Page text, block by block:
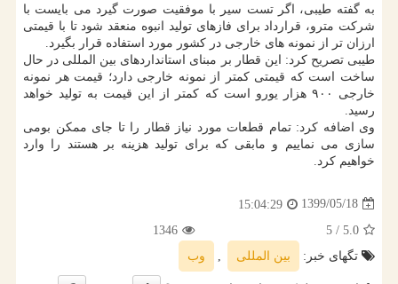
به گفته طیبی، اگر تست سیر با موفقیت صورت گیرد می بایست با
شرکت مترو، قرارداد برای فازهای تولید انبوه منعقد شود تا با قیمتی
ارزان تر از نمونه های خارجی در کشور مورد استفاده قرار بگیرد.
طیبی تصریح کرد: این قطار بر مبنای استانداردهای بین المللی در حال
ساخت است که قیمتی کمتر از نمونه خارجی دارد؛ قیمت هر نمونه
خارجی ۹۰۰ هزار یورو است که کمتر از این قیمت به تولید خواهد
رسید.
وی اضافه کرد: تمام قطعات مورد نیاز قطار را تا جای ممکن بومی
سازی می نماییم و مابقی که برای تولید هزینه بر هستند را وارد
خواهیم کرد.
1399/05/18
15:04:29
5.0
/ 5
1346
تگهای خبر:
بین المللی , وب